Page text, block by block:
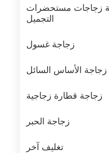
زجاجات مستحضرات
التجميل
زجاجة غسول
زجاجة الأساس السائل
زجاجة قطارة زجاجية
زجاجة الحبر
تغليف آخر